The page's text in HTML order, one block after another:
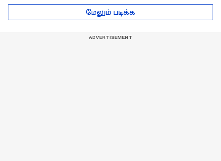
டெல்லி செல்லும் RCB
அணி !
பயிற்சியாளர் பிரீத்தி
ரதி
மேலும் படிக்க